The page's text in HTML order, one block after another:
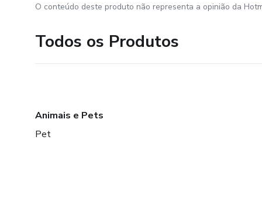
O conteúdo deste produto não representa a opinião da
Todos os Produtos
Animais e Pets
Pet